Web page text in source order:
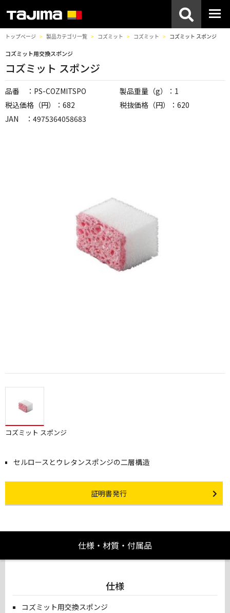
トップページ 製品カテゴリ一覧 コズミット コズミット コズミット スポンジ
コズミット用交換スポンジ
コズミット スポンジ
品番 ：PS-COZMITSPO
製品重量（g）：1
税込価格（円）：682
税抜価格（円）：620
JAN ：4975364058683
コズミット スポンジ
セルロースとウレタンスポンジの二層構造
Certificate Issuance
証明書発行
仕様・材質・付属品
仕様
コズミット用交換スポンジ